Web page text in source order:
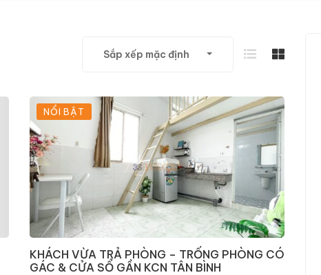
Sắp xếp mặc định
NỔI BẬT
KHÁCH VỪA TRẢ PHÒNG – TRỐNG PHÒNG CÓ
GÁC & CỬA SỔ GẦN KCN TÂN BÌNH